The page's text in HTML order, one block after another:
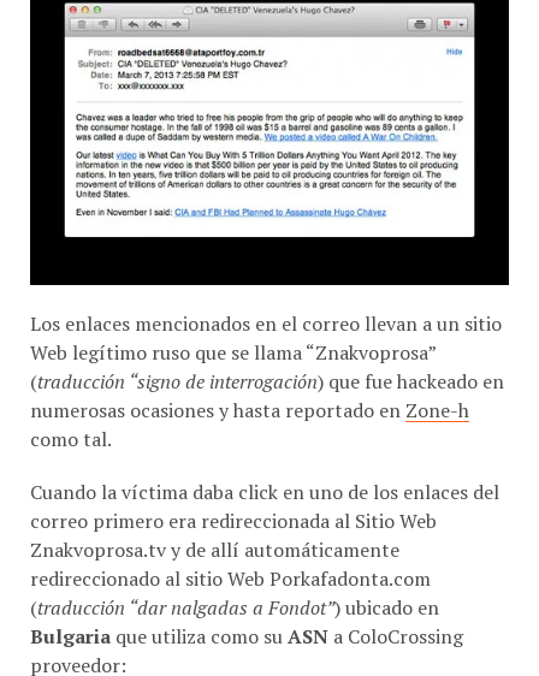
Los enlaces mencionados en el correo llevan a un sitio
Web legítimo ruso que se llama “Znakvoprosa”
(traducción “signo de interrogación) que fue hackeado en
numerosas ocasiones y hasta reportado en Zone-h
como tal.
Cuando la víctima daba click en uno de los enlaces del
correo primero era redireccionada al Sitio Web
Znakvoprosa.tv y de allí automáticamente
redireccionado al sitio Web Porkafadonta.com
(traducción “dar nalgadas a Fondot”) ubicado en
Bulgaria que utiliza como su ASN a ColoCrossing
proveedor: